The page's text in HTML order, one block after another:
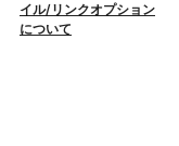
イル/リンクオプション
について